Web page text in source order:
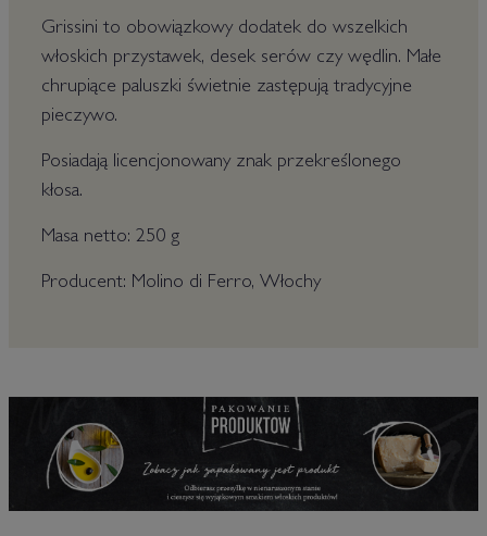
Grissini to obowiązkowy dodatek do wszelkich
włoskich przystawek, desek serów czy wędlin. Małe
chrupiące paluszki świetnie zastępują tradycyjne
pieczywo.
Posiadają licencjonowany znak przekreślonego
kłosa.
Masa netto: 250 g
Producent: Molino di Ferro, Włochy